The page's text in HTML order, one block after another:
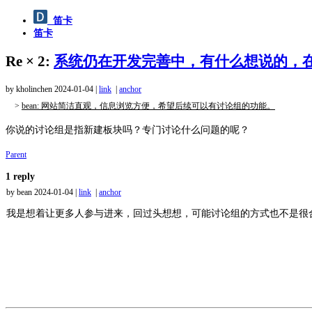
笛卡
笛卡
Re × 2: 系统仍在开发完善中，有什么想说的，
by kholinchen 2024-01-04 link
anchor
> bean: 网站简洁直观，信息浏览方便，希望后续可以有讨论组的功能。
你说的讨论组是指新建板块吗？专门讨论什么问题的呢？
Parent
1 reply
by bean 2024-01-04 link anchor
我是想着让更多人参与进来，回过头想想，可能讨论组的方式也不是很